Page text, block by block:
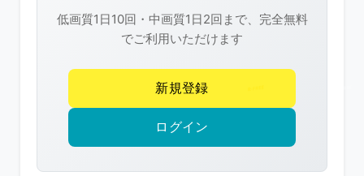
R-
FREE
作
権
低画質1日10回・中画質1日2回まで、完全無料
でご利用いただけます
新規登録
ログイン